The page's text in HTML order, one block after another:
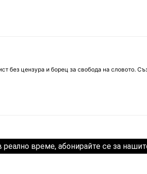
без цензура и борец за свобода на словото.
време, абонирайте се за